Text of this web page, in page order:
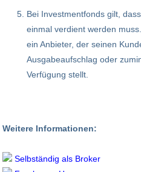
Bei Investmentfonds gilt,
einmal verdient werden
ein Anbieter, der seinen
Ausgabeaufschlag oder
Verfügung stellt.
Weitere Informationen:
Selbständig als Broker